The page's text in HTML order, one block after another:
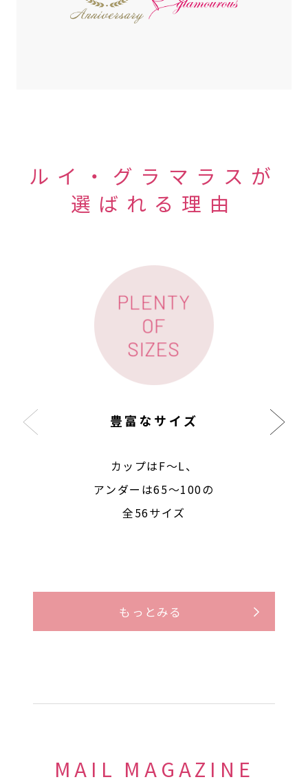
ルイ・グラマラスが
選ばれる理由
豊富なサイズ
カップはF〜L、
アンダーは65〜100の
全56サイズ
もっとみる
MAIL MAGAZINE